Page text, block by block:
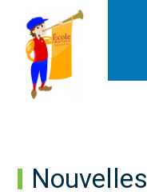
Nouvelles